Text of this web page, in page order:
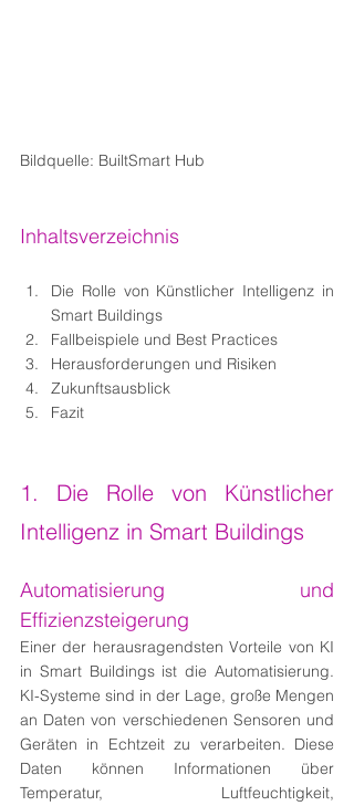
Bildquelle: BuiltSmart Hub
Inhaltsverzeichnis
Die Rolle von Künstlicher Intelligenz in
Smart Buildings
Fallbeispiele und Best Practices
Herausforderungen und Risiken
Zukunftsausblick
Fazit
1. Die Rolle von Künstlicher
Intelligenz in Smart Buildings
Automatisierung und
Effizienzsteigerung
Einer der herausragendsten Vorteile von KI
in Smart Buildings ist die Automatisierung.
KI-Systeme sind in der Lage, große Mengen
an Daten von verschiedenen Sensoren und
Geräten in Echtzeit zu verarbeiten. Diese
Daten können Informationen über
Temperatur, Luftfeuchtigkeit,